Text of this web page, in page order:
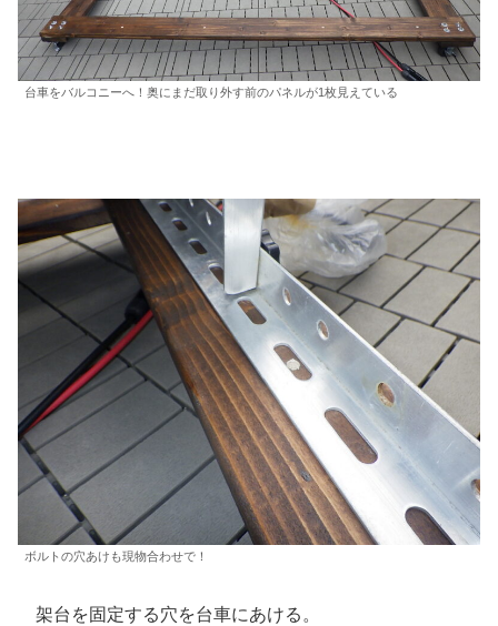
台車をバルコニーへ！奥にまだ取り外す前のパネルが1枚見えている
ボルトの穴あけも現物合わせで！
架台を固定する穴を台車にあける。